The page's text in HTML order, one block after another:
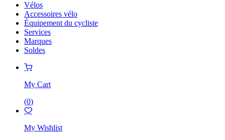
Vélos
Accessoires vélo
Équipement du cycliste
Services
Marques
Soldes
My Cart
(0)
My Wishlist